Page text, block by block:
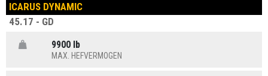
ICARUS DYNAMIC
45.17 - GD
9900 lb
MAX. HEFVERMOGEN